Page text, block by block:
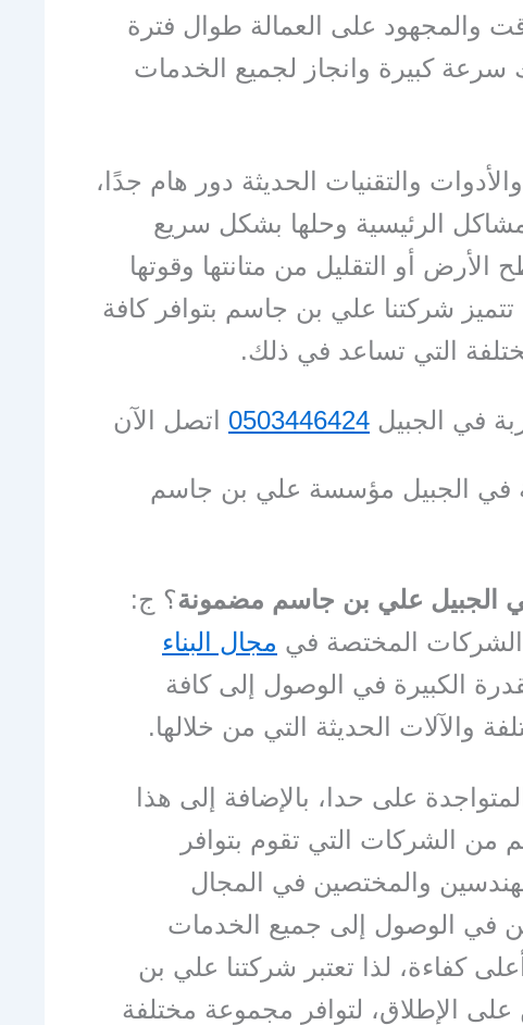
والمجهود على العمالة طوال فترة
سرعة كبيرة وانجاز لجميع الخدمات
والتقنيات الحديثة دور هام جدًا،
الرئيسية وحلها بشكل سريع
أو التقليل من متانتها وقوتها
تتميز شركتنا علي بن جاسم بتوافر كافة
التي تساعد في ذلك.
في الجبيل 0503446424 اتصل الآن
في الجبيل مؤسسة علي بن جاسم
الجبيل علي بن جاسم مضمونة؟ ج:
الشركات المختصة في مجال البناء
الكبيرة في الوصول إلى كافة
والآلات الحديثة التي من خلالها.
على حدا، بالإضافة إلى هذا
من الشركات التي تقوم بتوافر
والمختصين في المجال
في الوصول إلى جميع الخدمات
كفاءة، لذا تعتبر شركتنا علي بن
الإطلاق، لتوافر مجموعة مختلفة